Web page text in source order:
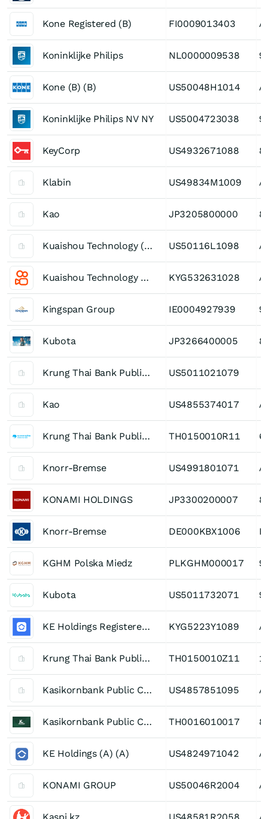
Kone Registered (B) FI0009013403
Koninklijke Philips NL0000009538
Kone (B) (B) US50048H1014
Koninklijke Philips NV NY US5004723038
KeyCorp US4932671088
Klabin US49834M1009
Kao JP3205800000
Kuaishou Technology (B) (B) US50116L1098
Kuaishou Technology Registered (B) KYG532631028
Kingspan Group IE0004927939
Kubota JP3266400005
Krung Thai Bank Public Company US5011021079
Kao US4855374017
Krung Thai Bank Public Company TH0150010R11
Knorr-Bremse US4991801071
KONAMI HOLDINGS JP3300200007
Knorr-Bremse DE000KBX1006
KGHM Polska Miedz PLKGHM000017
Kubota US5011732071
KE Holdings Registered (A) KYG5223Y1089
Krung Thai Bank Public Company TH0150010Z11
Kasikornbank Public Company US4857851095
Kasikornbank Public Company TH0016010017
KE Holdings (A) (A) US4824971042
KONAMI GROUP US50046R2004